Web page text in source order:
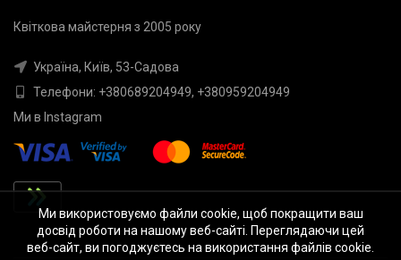
Квіткова майстерня з 2005 року
Україна, Київ, 53-Садова
Телефони: +380689204949, +380959204949
Ми в Instagram
Ми використовуємо файли cookie, щоб покращити ваш
досвід роботи на нашому веб-сайті. Переглядаючи цей
веб-сайт, ви погоджуєтесь на використання файлів cookie.